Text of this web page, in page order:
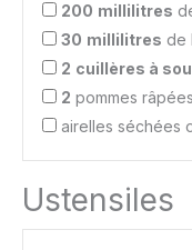
200 millilitres
30 millilitres de
2 cuillères à
2 pommes
airelles séchées
Ustensiles